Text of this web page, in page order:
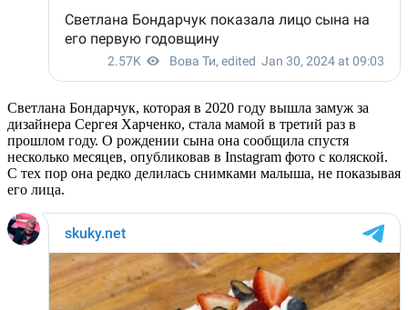
Светлана Бондарчук, которая в 2020 году вышла замуж за
дизайнера Сергея Харченко, стала мамой в третий раз в
прошлом году. О рождении сына она сообщила спустя
несколько месяцев, опубликовав в Instagram фото с коляской.
С тех пор она редко делилась снимками малыша, не показывая
его лица.